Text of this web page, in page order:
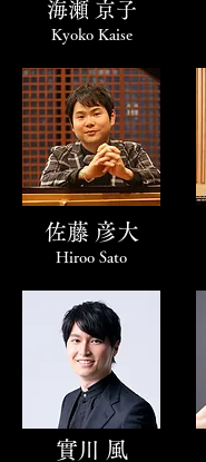
海瀬 京子
Kyoko Kaise
佐藤 彦大
Hiroo Sato
實川 風